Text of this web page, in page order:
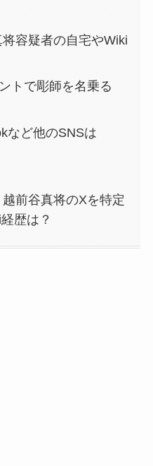
将容疑者の自宅やWiki
トで彫師を名乗る
など他のSNSは
前谷真将のXを特定
歴は？